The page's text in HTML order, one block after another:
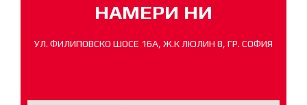
НАМЕРИ НИ
УЛ. ФИЛИПОВСКО ШОСЕ 16А, Ж.К ЛЮЛИН 8, ГР. СОФИЯ